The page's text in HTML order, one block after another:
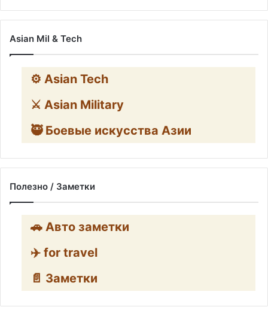
Asian Mil & Tech
⚙️ Asian Tech
⚔️ Asian Military
🥷 Боевые искусства Азии
Полезно / Заметки
🚗 Авто заметки
✈️ for travel
📄 Заметки